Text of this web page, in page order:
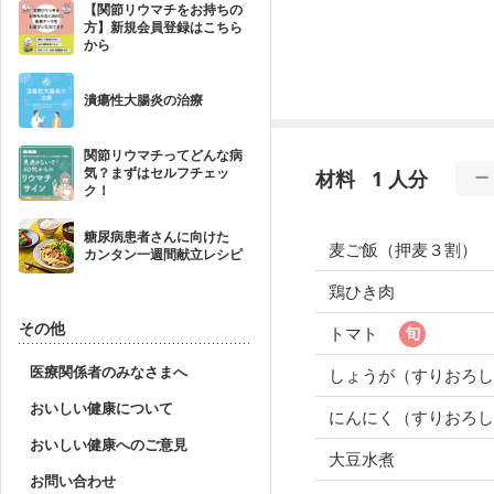
【関節リウマチをお持ちの
方】新規会員登録はこちら
から
潰瘍性大腸炎の治療
関節リウマチってどんな病
気？まずはセルフチェッ
ク！
糖尿病患者さんに向けた
カンタン一週間献立レシピ
その他
医療関係者のみなさまへ
おいしい健康について
おいしい健康へのご意見
お問い合わせ
材料 1 人分
麦ご飯（押麦３割）
鶏ひき肉
トマト
しょうが（すりおろ
にんにく（すりおろ
大豆水煮